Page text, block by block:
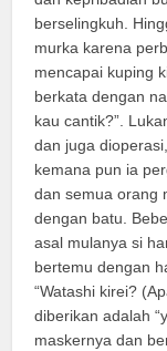
berselingkuh.
murka karena
mencapai kuping
berkata dengan
kau cantik?”.
dan juga
kemana pun ia
dan semua orang
dengan batu.
asal mulanya si
bertemu dengan
“Watashi kirei?
diberikan adalah
maskernya dan